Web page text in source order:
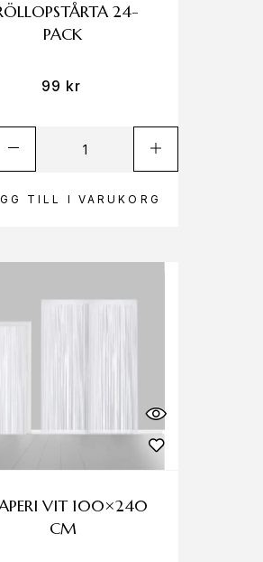
TILL I VARUKORG
24-
PACK
99 kr
VIT 100×240
CM